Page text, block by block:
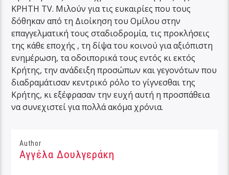
ΚΡΗΤΗ TV. Μιλούν για τις ευκαιρίες που τους
δόθηκαν από τη Διοίκηση του Ομίλου στην
επαγγελματική τους σταδιοδρομία, τις προκλήσεις
της κάθε εποχής , τη δίψα του κοινού για αξιόπιστη
ενημέρωση, τα οδοιπορικά τους εντός κι εκτός
Κρήτης, την ανάδειξη προσώπων και γεγονότων που
διαδραμάτισαν κεντρικό ρόλο το γίγνεσθαι της
Κρήτης, κι εξέφρασαν την ευχή αυτή η προσπάθεια
να συνεχιστεί για πολλά ακόμα χρόνια.
Author
Αγγέλα Δουλγεράκη